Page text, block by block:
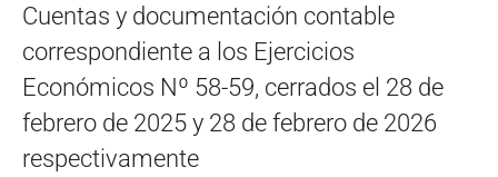
Cuentas y documentación contable
correspondiente a los Ejercicios
Económicos Nº 58-59, cerrados el 28 de
febrero de 2025 y 28 de febrero de 2026
respectivamente